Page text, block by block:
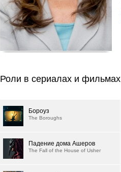
Роли в сериалах и фильмах
Бороуз
The Boroughs
Падение дома Ашеров
The Fall of the House of Usher